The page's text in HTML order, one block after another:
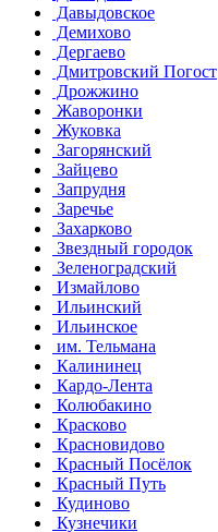
Давыдовское
Демихово
Дергаево
Дмитровский Погост
Дрожжино
Жаворонки
Жуковка
Загорянский
Зайцево
Запрудня
Заречье
Захарково
Звездный городок
Зеленоградский
Измайлово
Ильинский
Ильинское
им. Тельмана
Калининец
Кардо-Лента
Колюбакино
Красково
Красновидово
Красный Посёлок
Красный Путь
Кудиново
Кузнечики